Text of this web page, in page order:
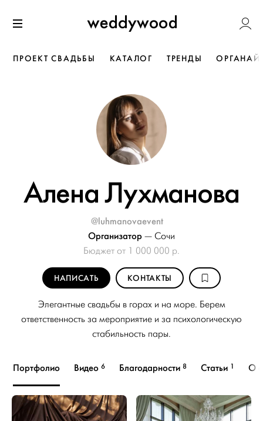
к содержанию
Weddywood
ПРОЕКТ СВАДЬБЫ КАТАЛОГ ТРЕНДЫ
Алена Лухманова
@luhmanovaevent
Организатор — Сочи
Бюджет от 1 000 000 р.
НАПИСАТЬ КОНТАКТЫ
Элегантные свадьбы в горах и на море. Берем
ответственность за мероприятие и за психологическую
стабильность пары.
Портфолио Видео 6 Благодарности 8 Статьи 1 О